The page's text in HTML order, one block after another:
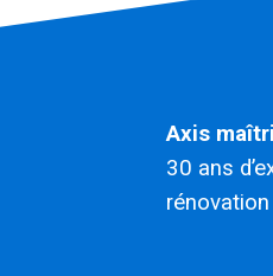
Axis
30 ans